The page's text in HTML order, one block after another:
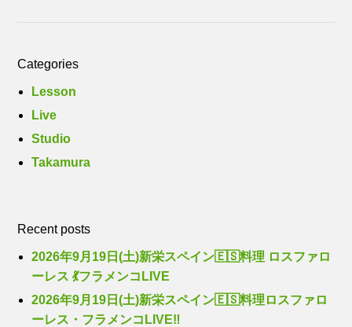
Categories
Lesson
Live
Studio
Takamura
Recent posts
2026年9月19日(土)新栄スペイン🇪🇸料理 ロスファロ
ーレス 💃フラメンコLIVE
2026年9月19日(土)新栄スペイン🇪🇸料理ロスファロ
ーレス・フラメンコLIVE‼️